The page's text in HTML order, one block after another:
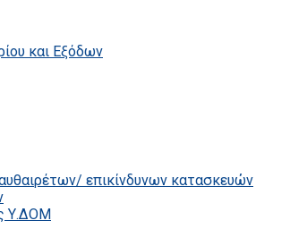
και Εξόδων
επικίνδυνων κατασκευών
Υ.ΔΟΜ